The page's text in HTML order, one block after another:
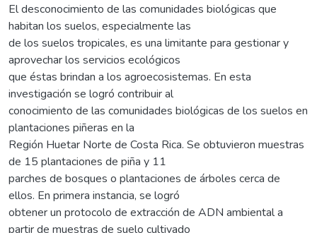
El desconocimiento de las comunidades biológicas que
habitan los suelos, especialmente las
de los suelos tropicales, es una limitante para gestionar y
aprovechar los servicios ecológicos
que éstas brindan a los agroecosistemas. En esta
investigación se logró contribuir al
conocimiento de las comunidades biológicas de los suelos en
plantaciones piñeras en la
Región Huetar Norte de Costa Rica. Se obtuvieron muestras
de 15 plantaciones de piña y 11
parches de bosques o plantaciones de árboles cerca de
ellos. En primera instancia, se logró
obtener un protocolo de extracción de ADN ambiental a
partir de muestras de suelo cultivado